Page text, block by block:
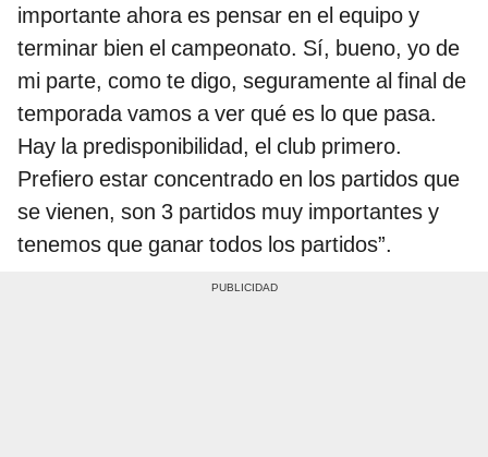
importante ahora es pensar en el equipo y
terminar bien el campeonato. Sí, bueno, yo de
mi parte, como te digo, seguramente al final de
temporada vamos a ver qué es lo que pasa.
Hay la predisponibilidad, el club primero.
Prefiero estar concentrado en los partidos que
se vienen, son 3 partidos muy importantes y
tenemos que ganar todos los partidos”.